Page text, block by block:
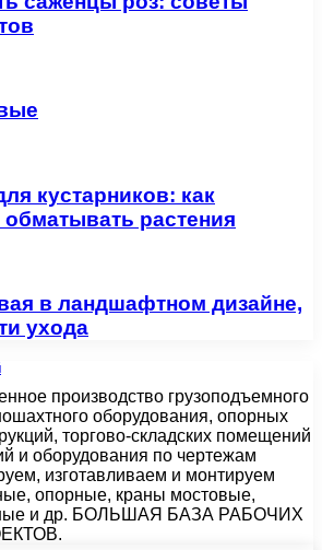
кустарников: как
растения
в ландшафтном дизайне,
ухода
производство грузоподъемного
оборудования, опорных
торгово-складских помещений
и оборудования по чертежам
изготавливаем и монтируем
опорные, краны мостовые,
и др. БОЛЬШАЯ БАЗА РАБОЧИХ